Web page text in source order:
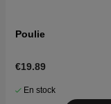
Poulie
€19.89
En stock